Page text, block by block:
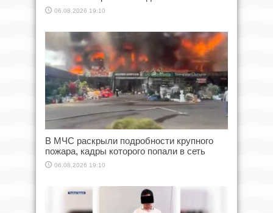
06.08.2026 19:10
В МЧС раскрыли подробности крупного
пожара, кадры которого попали в сеть
06.08.2026 19:10